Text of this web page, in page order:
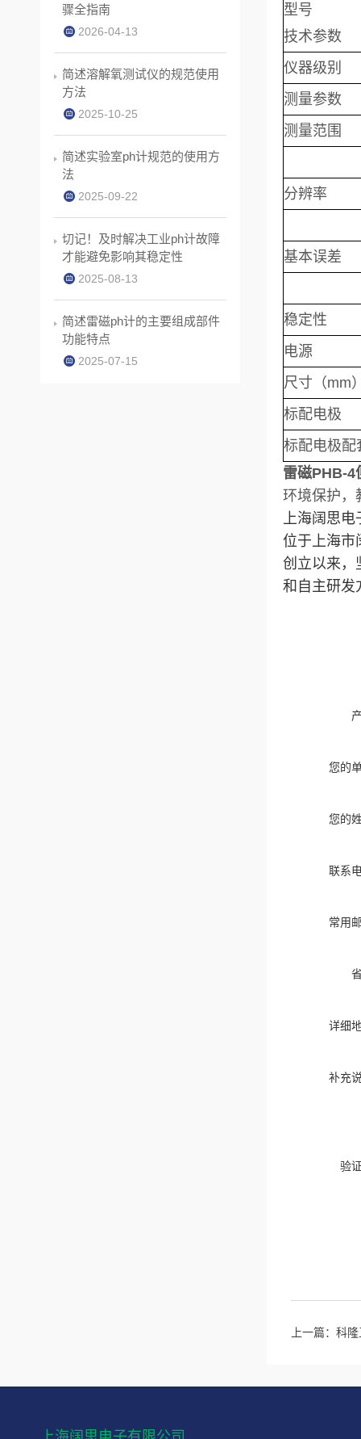
型号
技术参数
仪器级别
测量参数
测量范围
分辨率
基本误差
稳定性
电源
尺寸（mm
标配电极
标配电极配
雷磁PHB-4
环境保护，
上海阔思电
位于上海市
创立以来，
和自主研发
您的
您的
联系
常用
详细
补充
验
上一篇： 科隆
骤全指南
2026-04-13
简述溶解氧测试仪的规范使用
方法
2025-10-25
简述实验室ph计规范的使用方
法
2025-09-22
切记！及时解决工业ph计故障
才能避免影响其稳定性
2025-08-13
简述雷磁ph计的主要组成部件
功能特点
2025-07-15